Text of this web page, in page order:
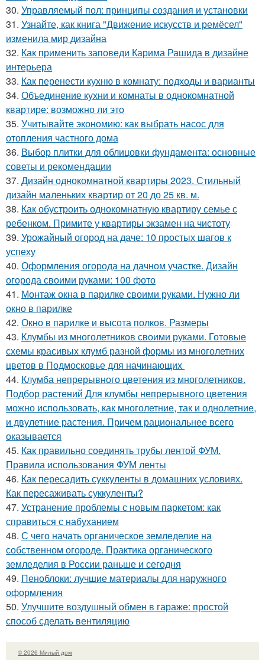
30. Управляемый пол: принципы создания и установки
31. Узнайте, как книга "Движение искусств и ремёсел"
изменила мир дизайна
32. Как применить заповеди Карима Рашида в дизайне
интерьера
33. Как перенести кухню в комнату: подходы и варианты
34. Объединение кухни и комнаты в однокомнатной
квартире: возможно ли это
35. Учитывайте экономию: как выбрать насос для
отопления частного дома
36. Выбор плитки для облицовки фундамента: основные
советы и рекомендации
37. Дизайн однокомнатной квартиры 2023. Стильный
дизайн маленьких квартир от 20 до 25 кв. м.
38. Как обустроить однокомнатную квартиру семье с
ребенком. Примите у квартиры экзамен на чистоту
39. Урожайный огород на даче: 10 простых шагов к
успеху
40. Оформления огорода на дачном участке. Дизайн
огорода своими руками: 100 фото
41. Монтаж окна в парилке своими руками. Нужно ли
окно в парилке
42. Окно в парилке и высота полков. Размеры
43. Клумбы из многолетников своими руками. Готовые
схемы красивых клумб разной формы из многолетних
цветов в Подмосковье для начинающих
44. Клумба непрерывного цветения из многолетников.
Подбор растений Для клумбы непрерывного цветения
можно использовать, как многолетние, так и однолетние,
и двулетние растения. Причем рациональнее всего
оказывается
45. Как правильно соединять трубы лентой ФУМ.
Правила использования ФУМ ленты
46. Как пересадить суккуленты в домашних условиях.
Как пересаживать суккуленты?
47. Устранение проблемы с новым паркетом: как
справиться с набуханием
48. С чего начать органическое земледелие на
собственном огороде. Практика органического
земледелия в России раньше и сегодня
49. Пеноблоки: лучшие материалы для наружного
оформления
50. Улучшите воздушный обмен в гараже: простой
способ сделать вентиляцию
© 2026 Милый дом